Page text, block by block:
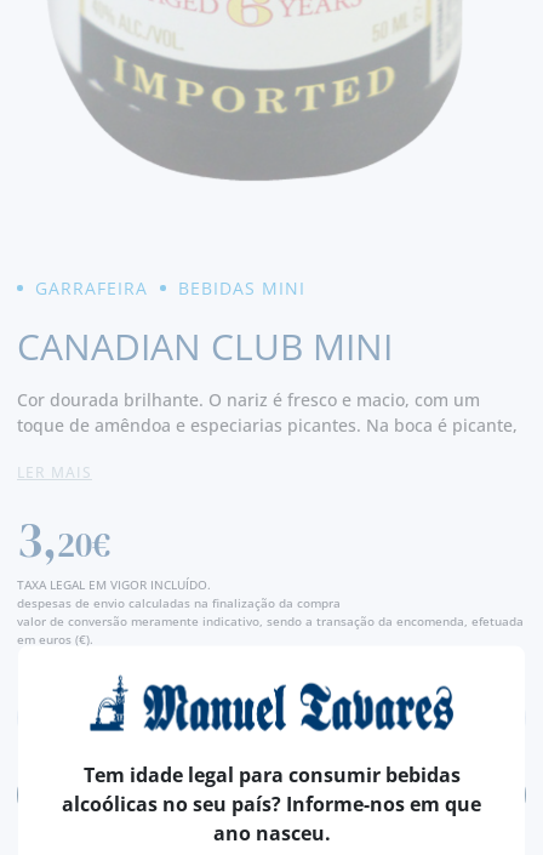
GARRAFEIRA BEBIDAS MINI
CANADIAN CLUB MINI
Cor dourada brilhante. O nariz é fresco e macio, com um
toque de amêndoa e especiarias picantes. Na boca é picante,
seco e persistente com notas de carvalho.
LER MAIS
3,20€
TAXA LEGAL EM VIGOR INCLUÍDO.
despesas de envio calculadas na finalização da compra
valor de conversão meramente indicativo, sendo a transação da encomenda, efetuada
em euros (€).
ADICIONAR
Tem idade legal para consumir bebidas
alcoólicas no seu país? Informe-nos em que
ano nasceu.